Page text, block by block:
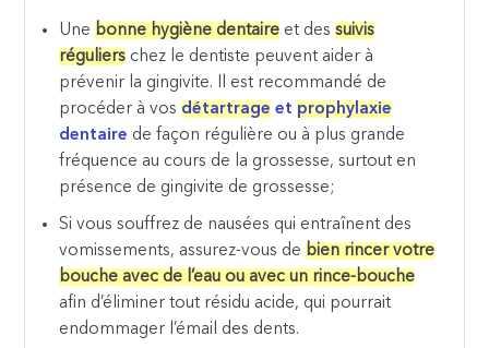
Une bonne hygiène dentaire et dessuivis
réguliers chez le dentiste peuvent aider à
prévenir la gingivite. Il est recommandé de
procéder à vos détartrage et prophylaxie
dentaire de façon régulière ou à plus grande
fréquence au cours de la grossesse, surtout en
présence de gingivite de grossesse;
Si vous souffrez de nausées qui entraînent des
vomissements, assurez-vous de bien rincer votre
bouche avec de l’eau ou avec un rince-bouche
afin d’éliminer tout résidu acide, qui pourrait
endommager l’émail des dents.